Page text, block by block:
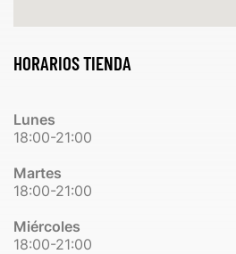
HORARIOS TIENDA
Lunes
18:00-21:00
Martes
18:00-21:00
Miércoles
18:00-21:00